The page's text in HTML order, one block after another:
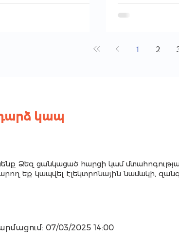
Ամերիաբանկը
1 2
կապ
Ձեզ ցանկացած հարցի կամ
եք կապվել էլեկտրոնային նամակի,
07/03/2025 14:00